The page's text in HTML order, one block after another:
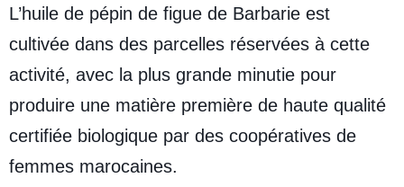
L’huile de pépin de figue de Barbarie est
cultivée dans des parcelles réservées à cette
activité, avec la plus grande minutie pour
produire une matière première de haute qualité
certifiée biologique par des coopératives de
femmes marocaines.